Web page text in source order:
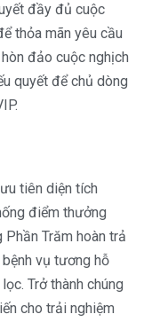
đầy đủ cuộc
thỏa mãn yêu cầu
đảo cuộc nghịch
quyết để chủ dòng
tiên diện tích
điểm thưởng
Trăm hoàn trả
vụ tương hỗ
Trở thành chúng
cho trải nghiệm